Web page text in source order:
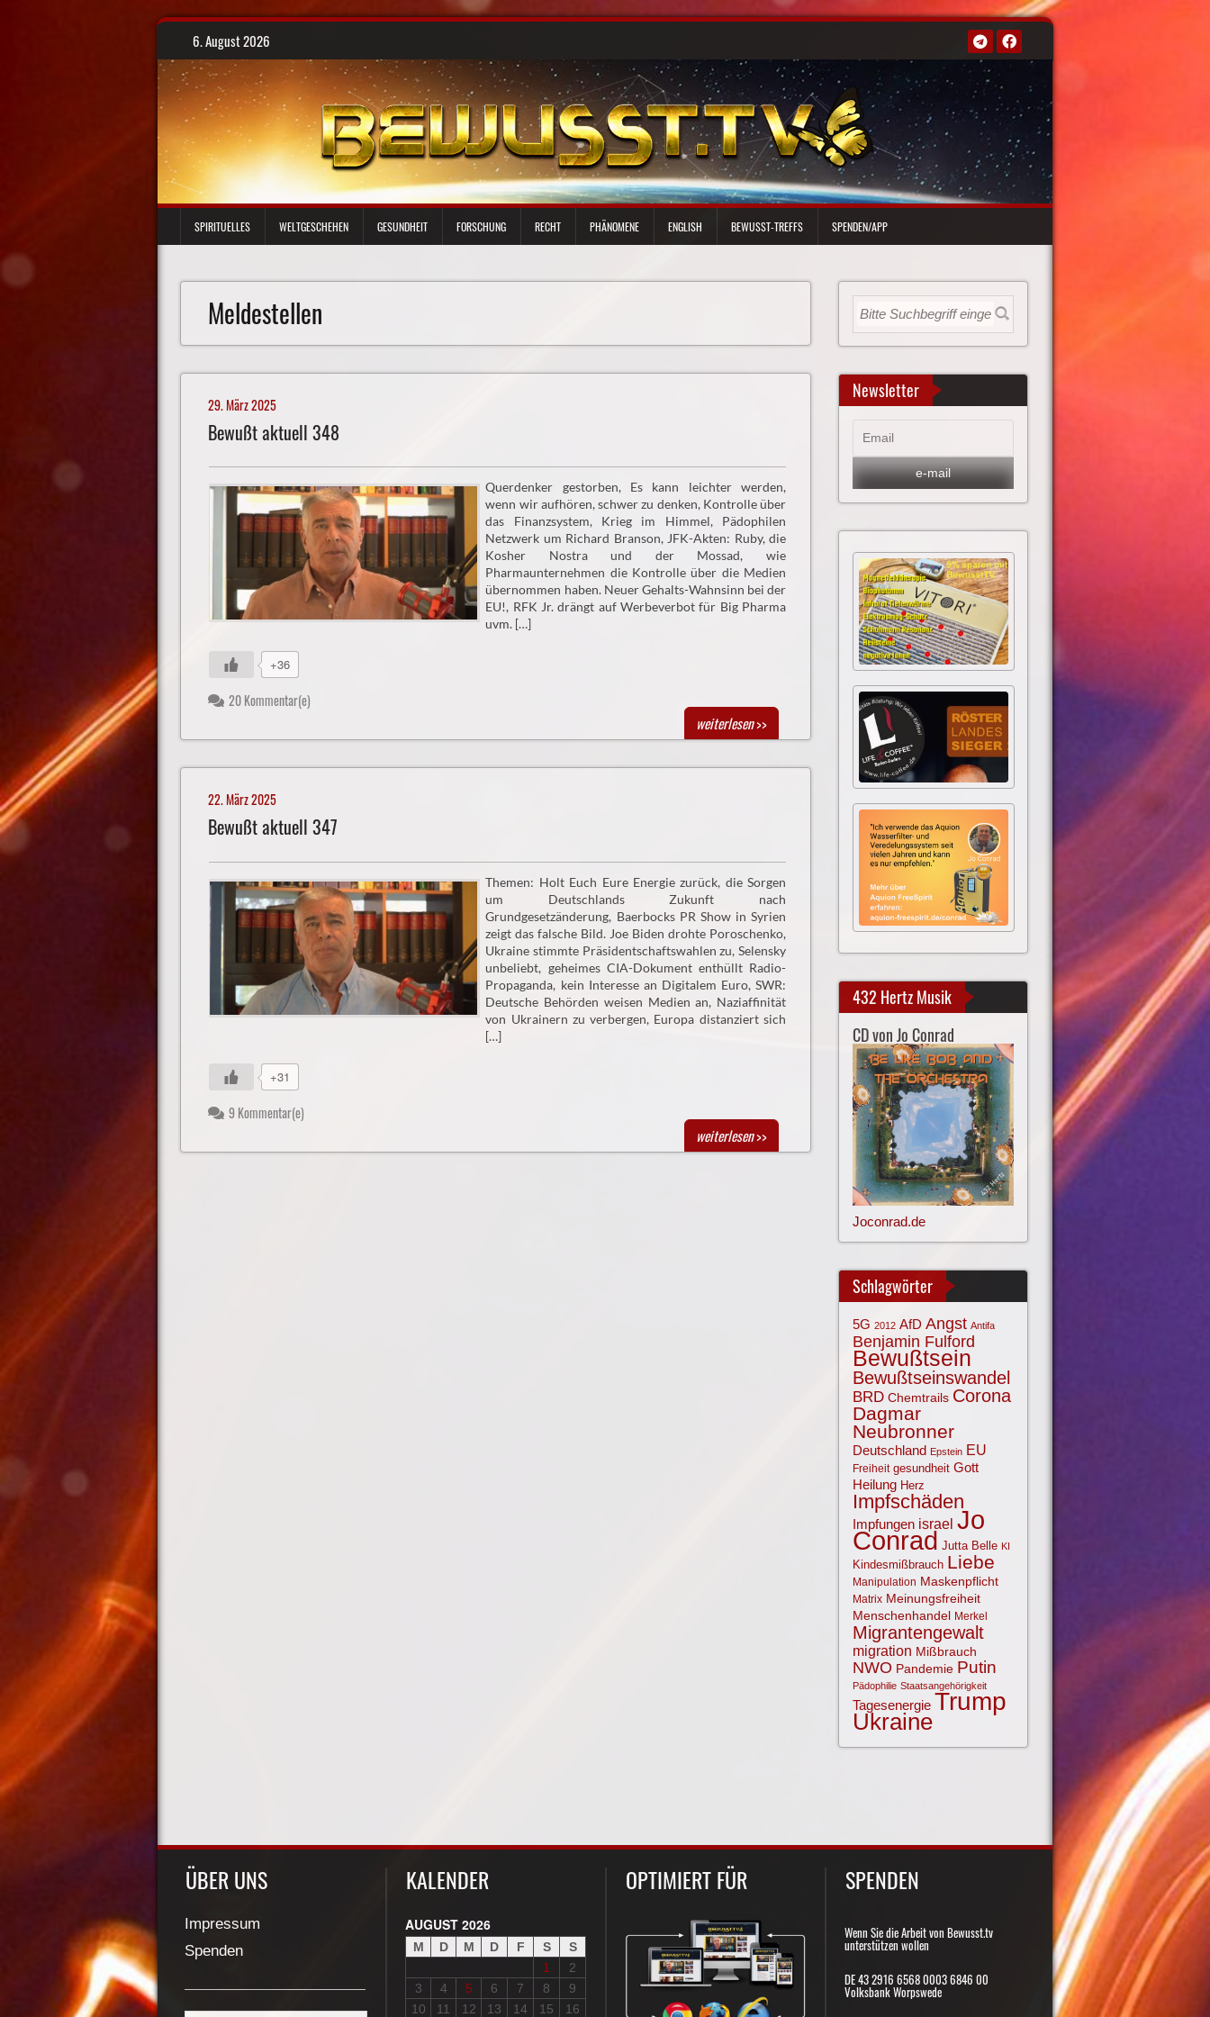
Skip
content
6. August 2026
SPIRITUELLES WELTGESCHEHEN GESUNDHEIT FORSCHUNG RECHT PHÄNOMENE ENGLISH BEWUSST-TREFFS SPENDEN/APP
Meldestellen
29. März 2025
Bewußt aktuell 348
Querdenker gestorben, Es kann leichter werden,
wenn wir aufhören, schwer zu denken, Kontrolle über
das Finanzsystem, Krieg im Himmel, Pädophilen
Netzwerk um Richard Branson, JFK-Akten: Ruby, die
Kosher Nostra und der Mossad, wie
Pharmaunternehmen die Kontrolle über die Medien
übernommen haben. Neuer Gehalts-Wahnsinn bei der
EU!, RFK Jr. drängt auf Werbeverbot für Big Pharma
uvm. […]
+36
20 Kommentar(e)
weiterlesen>>
22. März 2025
Bewußt aktuell 347
Themen: Holt Euch Eure Energie zurück, die Sorgen
um Deutschlands Zukunft nach
Grundgesetzänderung, Baerbocks PR Show in Syrien
zeigt das falsche Bild. Joe Biden drohte Poroschenko,
Ukraine stimmte Präsidentschaftswahlen zu, Selensky
unbeliebt, geheimes CIA-Dokument enthüllt Radio-
Propaganda, kein Interesse an Digitalem Euro, SWR:
Deutsche Behörden weisen Medien an, Naziaffinität
von Ukrainern zu verbergen, Europa distanziert sich
[…]
+31
9 Kommentar(e)
weiterlesen>>
Newsletter
432 Hertz Musik
CD von Jo Conrad
Joconrad.de
Schlagwörter
5G 2012 AfD Angst Antifa
Benjamin Fulford
Bewußtsein
Bewußtseinswandel
BRD Chemtrails Corona
Dagmar
Neubronner
Deutschland Epstein EU
Freiheit gesundheit Gott
Heilung Herz
Impfschäden
Impfungen israel Jo
Conrad Jutta Belle KI
Kindesmißbrauch Liebe
Manipulation Maskenpflicht
Matrix Meinungsfreiheit
Menschenhandel Merkel
Migrantengewalt
migration Mißbrauch
NWO Pandemie Putin
Pädophilie Staatsangehörigkeit
Tagesenergie Trump
Ukraine
ÜBER UNS
Impressum
Spenden
KALENDER
AUGUST 2026
M D M D F S
S
1
2
3
4 5 6 7 8
9
10
11 12 13 14 15 16
OPTIMIERT FÜR SPENDEN
Wenn Sie die Arbeit von Bewusst.tv
unterstützen wollen
DE 43 2916 6568 0003 6846 00
Volksbank Worpswede